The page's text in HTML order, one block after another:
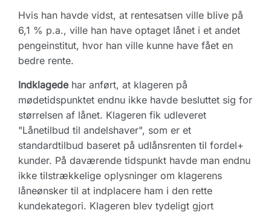
Hvis han havde vidst, at rentesatsen ville blive på
6,1 % p.a., ville han have optaget lånet i et andet
pengeinstitut, hvor han ville kunne have fået en
bedre rente.
Indklagedehar anført, at klageren på
mødetidspunktet endnu ikke havde besluttet sig for
størrelsen af lånet. Klageren fik udleveret
"Lånetilbud til andelshaver", som er et
standardtilbud baseret på udlånsrenten til fordel+
kunder. På daværende tidspunkt havde man endnu
ikke tilstrækkelige oplysninger om klagerens
låneønsker til at indplacere ham i den rette
kundekategori. Klageren blev tydeligt gjort